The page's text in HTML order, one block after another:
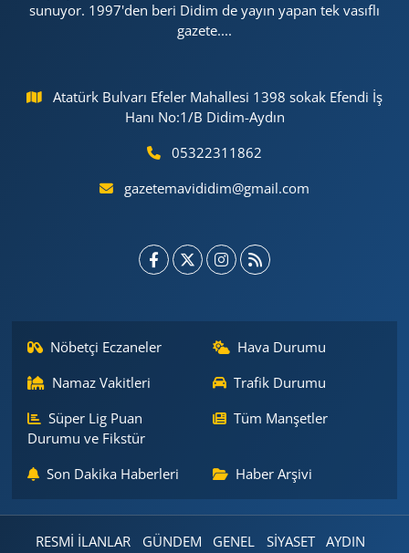
sunuyor. 1997'den beri Didim de yayın yapan tek vasıflı
gazete....
Atatürk Bulvarı Efeler Mahallesi 1398 sokak Efendi İş
Hanı No:1/B Didim-Aydın
05322311862
gazetemavididim@gmail.com
Nöbetçi Eczaneler
Hava Durumu
Namaz Vakitleri
Trafik Durumu
Süper Lig Puan
Durumu ve Fikstür
Tüm Manşetler
Son Dakika Haberleri Haber Arşivi
RESMİ İLANLAR GÜNDEM GENEL SİYASET
AYDIN